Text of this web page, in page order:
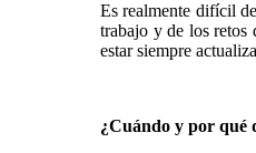
Es realmente difícil
trabajo y de los retos
estar siempre
¿Cuándo y por qué